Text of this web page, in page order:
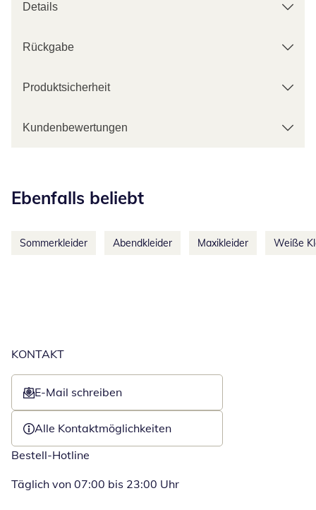
Details
Rückgabe
Produktsicherheit
Kundenbewertungen
Ebenfalls beliebt
Sommerkleider Abendkleider Maxikleider Weiße
KONTAKT
E-Mail schreiben
Öffnet E-Mail-Client
Alle Kontaktmöglichkeiten
Bestell-Hotline
Täglich von 07:00 bis 23:00 Uhr